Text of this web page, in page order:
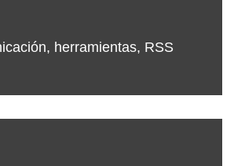
, herramientas, RSS